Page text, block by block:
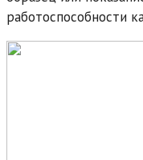
работоспособности